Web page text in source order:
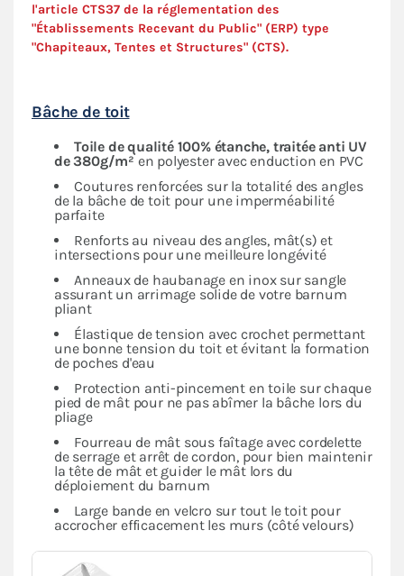
l'article CTS37 de la réglementation des
"Établissements Recevant du Public" (ERP) type
"Chapiteaux, Tentes et Structures" (CTS).
Bâche de toit
Toile de qualité 100% étanche, traitée anti UV
de 380g/m² en polyester avec enduction en PVC
Coutures renforcées sur la totalité des angles
de la bâche de toit pour une imperméabilité
parfaite
Renforts au niveau des angles, mât(s) et
intersections pour une meilleure longévité
Anneaux de haubanage en inox sur sangle
assurant un arrimage solide de votre barnum
pliant
Élastique de tension avec crochet permettant
une bonne tension du toit et évitant la formation
de poches d'eau
Protection anti-pincement en toile sur chaque
pied de mât pour ne pas abîmer la bâche lors du
pliage
Fourreau de mât sous faîtage avec cordelette
de serrage et arrêt de cordon, pour bien maintenir
la tête de mât et guider le mât lors du
déploiement du barnum
Large bande en velcro sur tout le toit pour
accrocher efficacement les murs (côté velours)